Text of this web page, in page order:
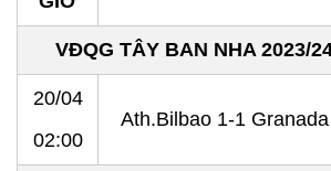
VĐQG TÂY BAN NHA 2023/
20/04
02:00
Ath.Bilbao 1-1 Granada